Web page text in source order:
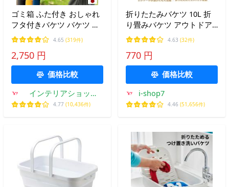
ゴミ箱 ふた付き おしゃれ
フタ付きバケツ バケツ お
もちゃ箱 おもちゃ入れ ご
み箱 蓋つき ダストボック
ス オムツ入れ ［ オムニウ
ッティ 10L ふた付き ］
4.65 (319件)
2,750 円
価格比較
インテリアショップ
roomy
4.77 (10,436件)
折りたたみバケツ 10L 折
り畳みバケツ アウトドア
掃除 洗車 バケツ 大容量
折りたたみ コンパクト収
納 防災 釣り 足湯 足浴 水
汲み 深型 80S◇ 10Lバケツ
4.63 (32件)
770 円
価格比較
i-shop7
4.46 (51,656件)